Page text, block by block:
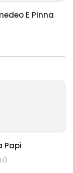
E Pinna
Papi